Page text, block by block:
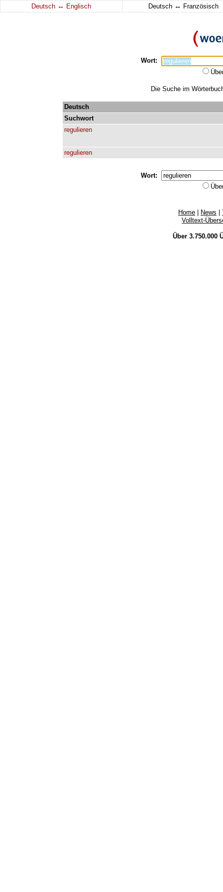
Deutsch ↔ Englisch Deutsch ↔ Französisch
Wort:
Die Suche im
Deutsch
Suchwort
regulieren
regulieren
Wort:
Home News
Volltext-
Über 3.750.000